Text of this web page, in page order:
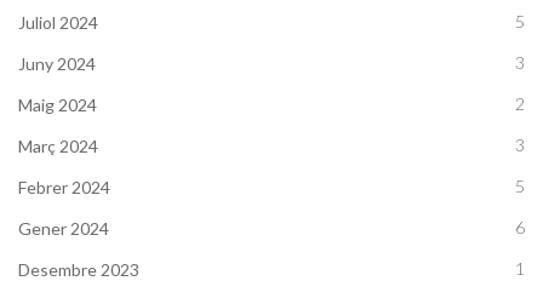
Juliol 2024 5
Juny 2024 3
Maig 2024 2
Març 2024 3
Febrer 2024 5
Gener 2024 6
Desembre 2023 1